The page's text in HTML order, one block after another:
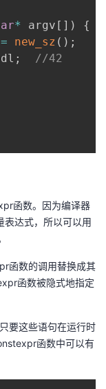
* argv [ ] )
{
= new_sz ( ) ;
;
//42
函数。因为编译器
表达式，所以可以用
函数的调用替换成其
函数被隐式地指定
要这些语句在运行时
函数中可以有